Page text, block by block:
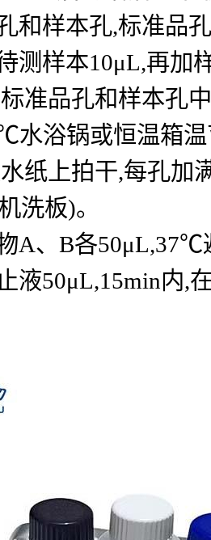
和样本孔,标准品
测样本10μL,再加
准品孔和样本孔
水浴锅或恒温箱温
纸上拍干,每孔加
洗板)。
A、B各50μL,37℃
液50μL,15min内,